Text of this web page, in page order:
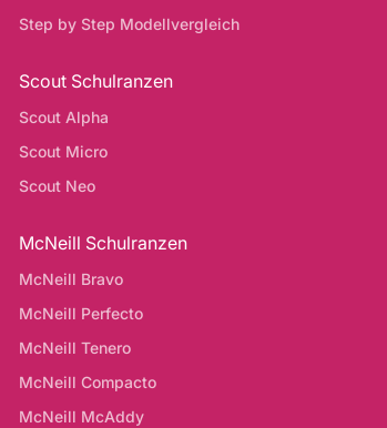
Step by Step Modellvergleich
Scout Schulranzen
Scout Alpha
Scout Micro
Scout Neo
McNeill Schulranzen
McNeill Bravo
McNeill Perfecto
McNeill Tenero
McNeill Compacto
McNeill McAddy